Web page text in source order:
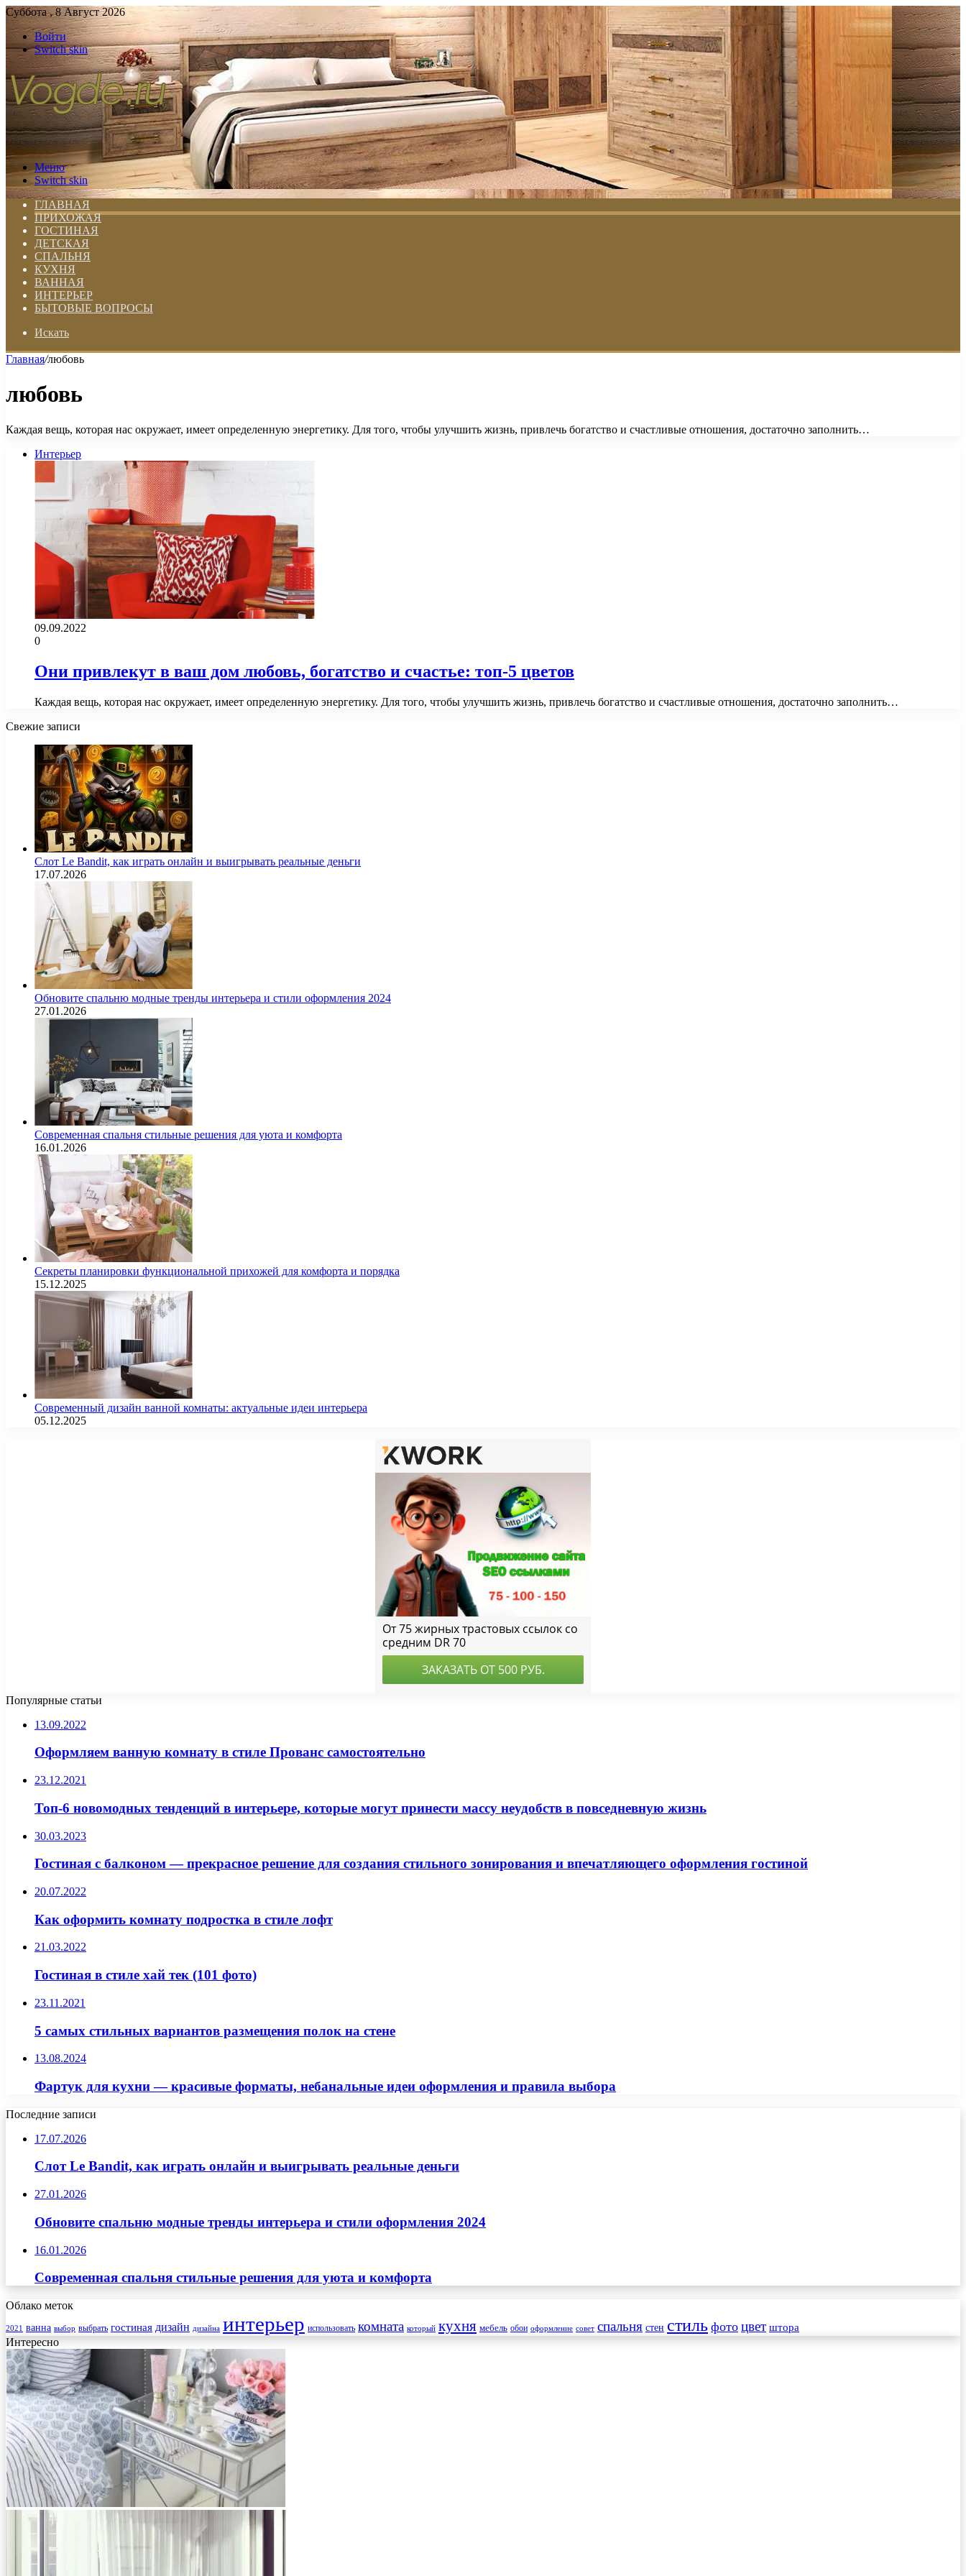
Суббота , 8 Август 2026
Войти
Switch skin
Меню
Switch skin
ГЛАВНАЯ
ПРИХОЖАЯ
ГОСТИНАЯ
ДЕТСКАЯ
СПАЛЬНЯ
КУХНЯ
ВАННАЯ
ИНТЕРЬЕР
БЫТОВЫЕ ВОПРОСЫ
Искать
Главная/любовь
любовь
Каждая вещь, которая нас окружает, имеет определенную энергетику. Для того, чтобы улучшить жизнь, привлечь богатство и счастливые отношения, достаточно заполнить…
Интерьер
09.09.2022
0
Они привлекут в ваш дом любовь, богатство и счастье: топ-5 цветов
Каждая вещь, которая нас окружает, имеет определенную энергетику. Для того, чтобы улучшить жизнь, привлечь богатство и счастливые отношения, достаточно заполнить…
Свежие записи
Слот Le Bandit, как играть онлайн и выигрывать реальные деньги
17.07.2026
Обновите спальню модные тренды интерьера и стили оформления 2024
27.01.2026
Современная спальня стильные решения для уюта и комфорта
16.01.2026
Секреты планировки функциональной прихожей для комфорта и порядка
15.12.2025
Современный дизайн ванной комнаты: актуальные идеи интерьера
05.12.2025
Популярные статьи
13.09.2022
Оформляем ванную комнату в стиле Прованс самостоятельно
23.12.2021
Топ-6 новомодных тенденций в интерьере, которые могут принести массу неудобств в повседневную жизнь
30.03.2023
Гостиная с балконом — прекрасное решение для создания стильного зонирования и впечатляющего оформления гостиной
20.07.2022
Как оформить комнату подростка в стиле лофт
21.03.2022
Гостиная в стиле хай тек (101 фото)
23.11.2021
5 самых стильных вариантов размещения полок на стене
13.08.2024
Фартук для кухни — красивые форматы, небанальные идеи оформления и правила выбора
Последние записи
17.07.2026
Слот Le Bandit, как играть онлайн и выигрывать реальные деньги
27.01.2026
Обновите спальню модные тренды интерьера и стили оформления 2024
16.01.2026
Современная спальня стильные решения для уюта и комфорта
Облако меток
2021 ванна выбор выбрать гостиная дизайн дизайна интерьер использовать комната который кухня мебель обои оформление совет спальня стен стиль фото цвет штора
Интересно